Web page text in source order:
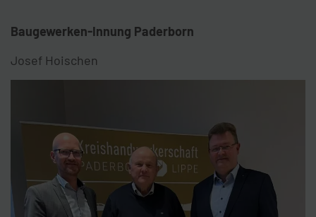
Baugewerken-Innung Paderborn
Josef Hoischen